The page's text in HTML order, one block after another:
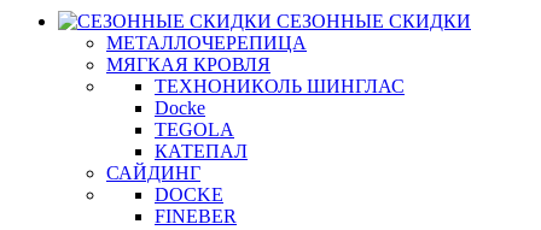
СЕЗОННЫЕ СКИДКИ
МЕТАЛЛОЧЕРЕПИЦА
МЯГКАЯ КРОВЛЯ
ТЕХНОНИКОЛЬ ШИНГЛАС
Docke
TEGOLA
КАТЕПАЛ
САЙДИНГ
DOCKE
FINEBER